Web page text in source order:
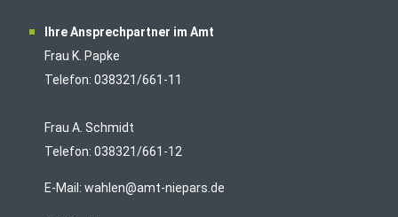
Ihre Ansprechpartner im Amt
Frau K. Papke
Telefon: 038321/661-11
Frau A. Schmidt
Telefon: 038321/661-12
E-Mail: wahlen@amt-niepars.de